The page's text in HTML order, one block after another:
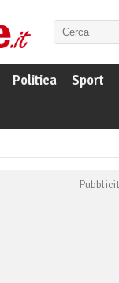
Politica Sport